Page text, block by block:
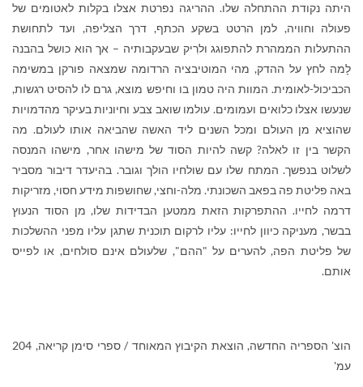
היתה נקודת ההתחלה שלו. ההריגה נפרטת אצלו בקלות לאטומים של
פעולה וחוויה, למן הרטט בשקע הכתף, דרך הצליפה, ועד לתחושת
ההתעלות הממהרת להתפוגג ולרִיק שבעקבותיה – אך הוא כושל בהבנה
לָמה לחץ על ההדק, מהי המוטיבציה הרדומה שמצאה פורקן במשימה
הכביכול-לאומית. המוות היה טמון בו וחיפש מוצא, גרם לו להסיט רגשות,
שנעשו אצלו כלואים ועמומים. עולמו שואב צבע וחיוניות בעיקר מהדמויות
שהוציא מן העולם ומכל השנים ליד האשה שהביאה אותו לעולם. מה
הקשר בין זו לאלה? קשה להיות הסוד של מישהו אחר, מישהו המנסה
לשלוט בנפשך. המתח שלו עם שולחיו הולך וגובר. בהיעדר דיבור מסביר
באה פליטת פה בפאב השכונתי. מלה-וחצי, שחושפות מידע חסוי, מזריקות
דרמה לחייו. ההתפרקות הזאת ממטען הבדידות שלו, מן הסוד הנעוץ
בבשר, מעניקה כיוון לחייו: עליו לרקום תוכנית שתגן עליו מפני ההשלכות
של פליטת הפה, להערים על "ההם", שלעולם אינם סולחים, או לפייס
אותם.
הוצ' הספריה החדשה, הוצאת הקיבוץ המאוחד / ספרי סימן קריאה, 204
עמ'